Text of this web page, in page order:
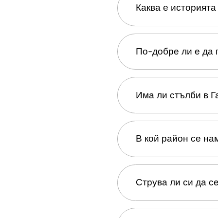
Каква е
била използвана
и като затвор и
туристическа
По-добре ли е да
гледки и отлична
натоварени, ако
Има ли стълби в
почти до горе. В
е лесно и гледката
В кой район се
Струва ли си да